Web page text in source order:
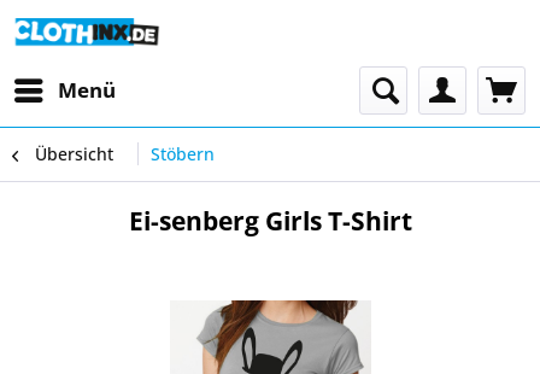
Menü
Übersicht Stöbern
Ei-senberg Girls T-Shirt